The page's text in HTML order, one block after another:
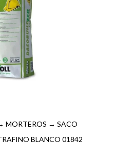
MORTEROS → SACO
BLANCO 01842